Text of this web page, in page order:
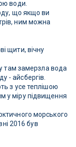
води.
що якщо ви
ним можна
щити, вічну
там замерзла вода
- айсбергів.
з усе теплішою
у міру підвищення
морського
2016 був